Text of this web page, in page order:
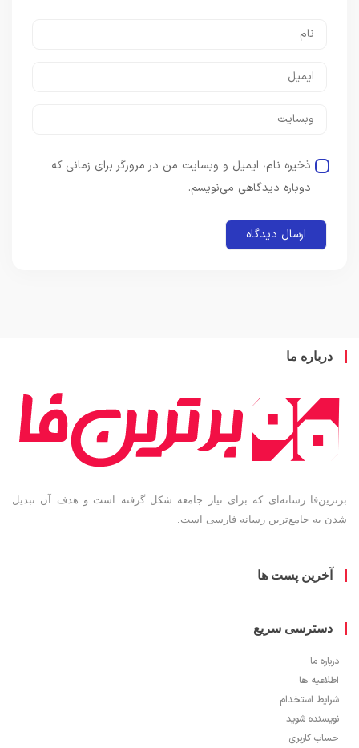
ذخیره نام، ایمیل و وبسایت من در مرورگر برای زمانی که
دوباره دیدگاهی می‌نویسم.
ما
رسانه‌ای که برای نیاز جامعه شکل گرفته است و هدف آن تبدیل
جامع‌ترین رسانه فارسی است.
پست ها
سریع
ها
استخدام
شوید
کاربری